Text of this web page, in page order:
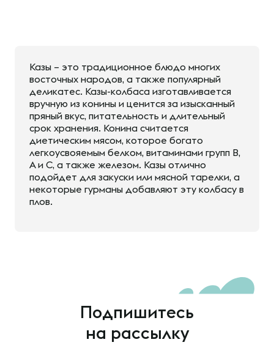
Казы – это традиционное блюдо многих
восточных народов, а также популярный
деликатес. Казы-колбаса изготавливается
вручную из конины и ценится за изысканный
пряный вкус, питательность и длительный
срок хранения. Конина считается
диетическим мясом, которое богато
легкоусвояемым белком, витаминами групп В,
А и С, а также железом. Казы отлично
подойдет для закуски или мясной тарелки, а
некоторые гурманы добавляют эту колбасу в
плов.
Подпишитесь
на рассылку